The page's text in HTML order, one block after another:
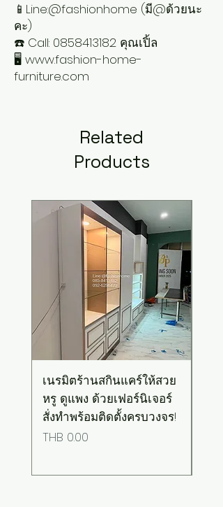
📱Line:@fashionhome (มี@ด้วยนะ
คะ)
☎️ Call: 0858413182 คุณเปิ้ล
🖥️ www.fashion-home-
furniture.com
Related
Products
เนรมิตร้านสกินแคร์ให้สวย
หรู ดูแพง ด้วยเฟอร์นิเจอร์
สั่งทำพร้อมติดตั้งครบวงจร!
Price
THB 0.00